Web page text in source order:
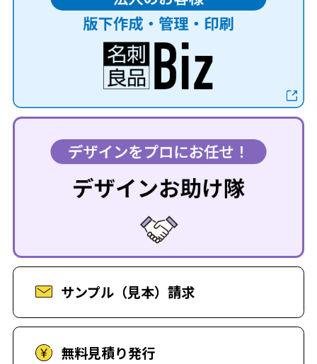
サンプル（見本）請求
無料見積り発行